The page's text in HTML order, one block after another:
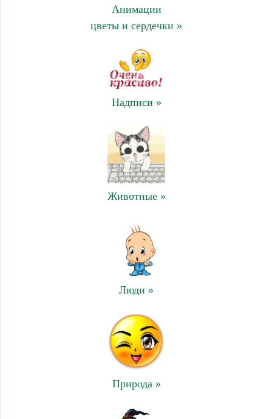
Анимации
цветы и сердечки »
Надписи »
Животные »
Люди »
Природа »